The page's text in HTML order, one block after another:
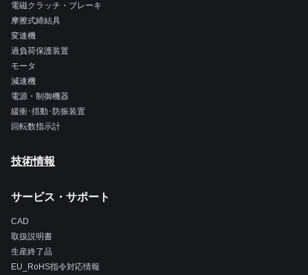
電磁クラッチ・ブレーキ
摩擦式締結具
変速機
過負荷保護装置
モータ
減速機
電源・制御機器
緩衝･揺動･防振装置
回転数指示計
技術情報
サービス・サポート
CAD
取扱説明書
生産終了品
EU_RoHS指令対応情報